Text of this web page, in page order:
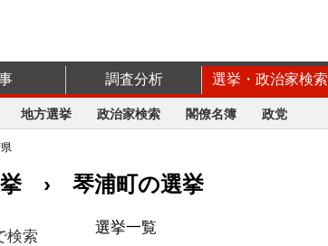
調査分析 選挙・政治家検索
地方選挙 政治家検索 閣僚名簿 政党
挙 › 琴浦町の選挙
検索
選挙一覧